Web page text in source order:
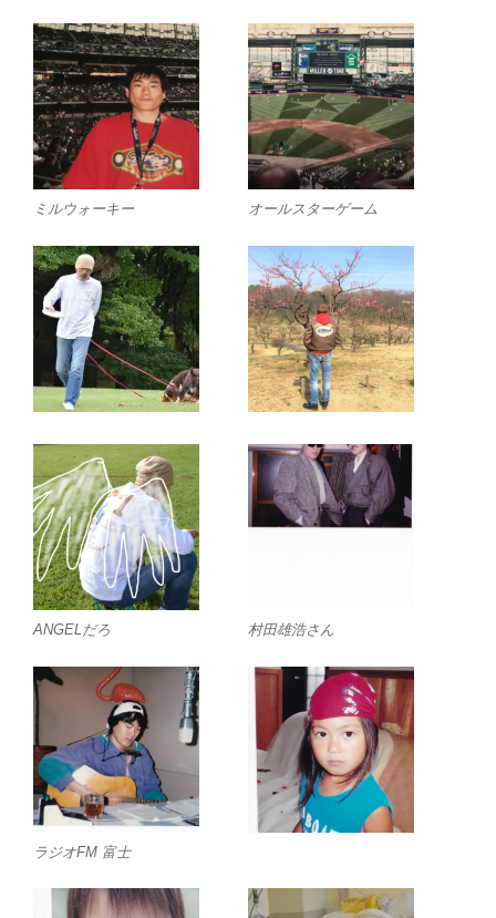
ミルウォーキー オールスターゲーム
ANGELだろ 村田雄浩さん
ラジオFM 富士